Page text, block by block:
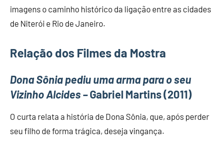
imagens o caminho histórico da ligação entre as cidades
de Niterói e Rio de Janeiro.
Relação dos Filmes da Mostra
Dona Sônia pediu uma arma para o seu
Vizinho Alcides –Gabriel Martins (2011)
O curta relata a história de Dona Sônia, que, após perder
seu filho de forma trágica, deseja vingança.